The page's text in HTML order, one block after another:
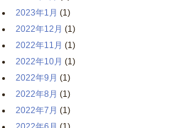
2023年1月 (1)
2022年12月 (1)
2022年11月 (1)
2022年10月 (1)
2022年9月 (1)
2022年8月 (1)
2022年7月 (1)